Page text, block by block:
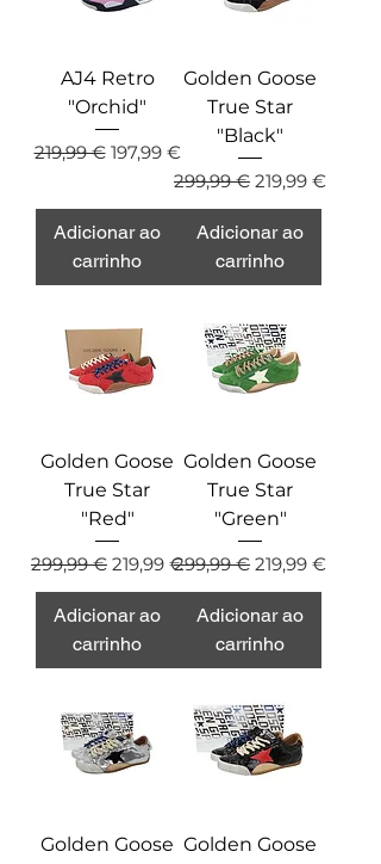
AJ4 Retro
"Orchid"
Preço normal
219,99 € Preço promocional
197,99 €
Adicionar ao
carrinho
Golden Goose
True Star
"Black"
Preço normal
299,99 € Preço
219,99 €
Adicionar ao
carrinho
Golden Goose
True Star
"Red"
Preço normal
299,99 € Preço promocional
219,99 €
Adicionar ao
carrinho
Golden Goose
True Star
"Green"
Preço normal
299,99 € Preço
219,99 €
Adicionar ao
carrinho
Golden Goose Golden Goose